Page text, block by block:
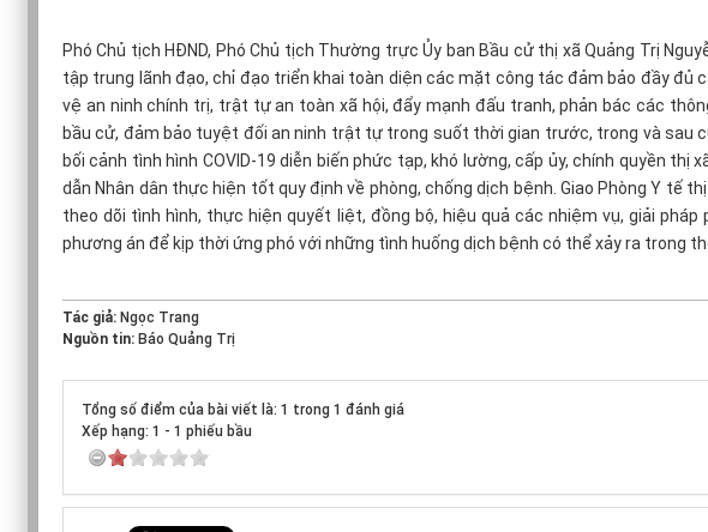
Phó Chủ tịch HĐND, Phó Chủ tịch Thường trực Ủy ban Bầu cử thị xã Quảng Trị
tập trung lãnh đạo, chỉ đạo triển khai toàn diện các mặt công tác đảm bảo đầy
vệ an ninh chính trị, trật tự an toàn xã hội, đẩy mạnh đấu tranh, phản bác các
bầu cử, đảm bảo tuyệt đối an ninh trật tự trong suốt thời gian trước, trong và sau
bối cảnh tình hình COVID-19 diễn biến phức tạp, khó lường, cấp ủy, chính quyền
dẫn Nhân dân thực hiện tốt quy định về phòng, chống dịch bệnh. Giao Phòng Y tế
theo dõi tình hình, thực hiện quyết liệt, đồng bộ, hiệu quả các nhiệm vụ, giải
phương án để kịp thời ứng phó với những tình huống dịch bệnh có thể xảy ra trong
Tác giả: Ngọc Trang
Nguồn tin: Báo Quảng Trị
Tổng số điểm của bài viết là: 1 trong 1 đánh giá
Xếp hạng: 1 - 1 phiếu bầu